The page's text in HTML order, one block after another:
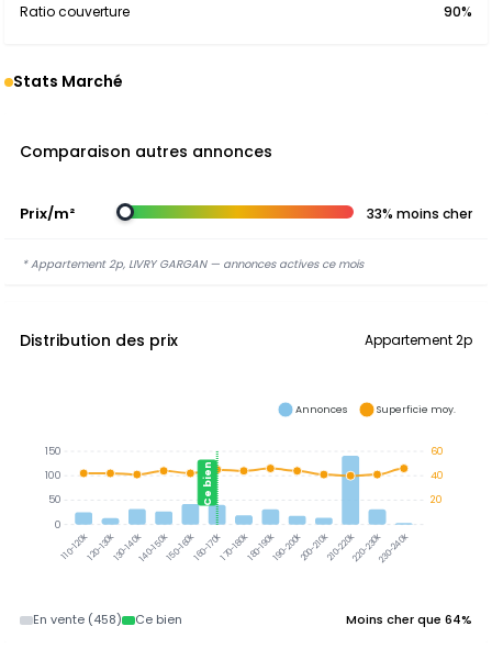
Ratio couverture 90%
Stats Marché
Comparaison autres annonces
Prix/m² 33% moins cher
* Appartement 2p, LIVRY GARGAN — annonces actives ce mois
Distribution des prix Appartement 2p
110-120k120-130k130-140k140-150k150-160k160-170k170-180k180-190k190-200k200-210k210-220k220-230k230-240k
Ce bien
60
40
20
150
100
50
0
Annonces Superficie moy.
En vente (458) Ce bien Moins cher que 64%